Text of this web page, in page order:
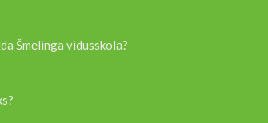
Šmēlinga vidusskolā?